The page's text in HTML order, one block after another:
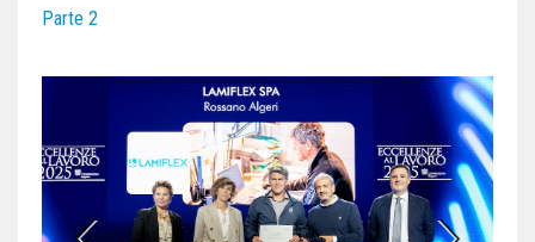
Parte 2